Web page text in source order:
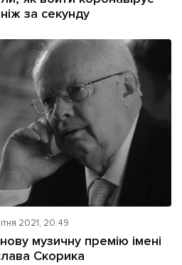
dyvys.info
за секунду
2021, 20:49
музичну премію імені
Скорика